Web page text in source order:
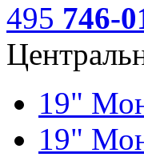
495 746-
19"
19"